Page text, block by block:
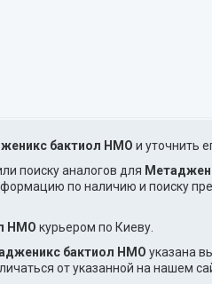
бактиол НМО и уточнить
поиску аналогов для
по наличию и поиску
НМО курьером по Киеву.
бактиол НМО указана
от указанной на нашем